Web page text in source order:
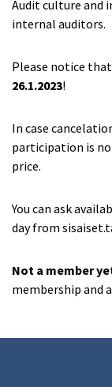
Audit culture and
internal auditors.
Please notice
26.1.2023!
In case
participation is
price.
You can ask
day from
Not a member
membership and